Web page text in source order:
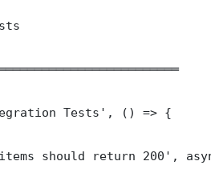
Tests', () => {
should return 200',